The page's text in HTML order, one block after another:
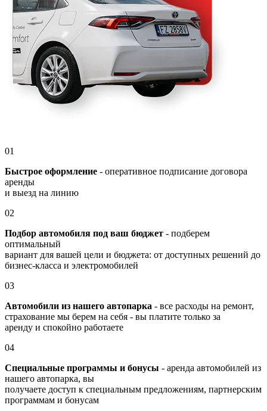
01
Быстрое оформление - оперативное подписание договора
аренды
и выезд на линию
02
Подбор автомобиля под ваш бюджет - подберем
оптимальный
вариант для вашей цели и бюджета: от доступных решений до
бизнес-класса и электромобилей
03
Автомобили из нашего автопарка - все расходы на ремонт,
страхование мы берем на себя - вы платите только за
аренду и спокойно работаете
04
Специальные программы и бонусы - аренда автомобилей из
нашего автопарка, вы
получаете доступ к специальным предложениям, партнерским
программам и бонусам